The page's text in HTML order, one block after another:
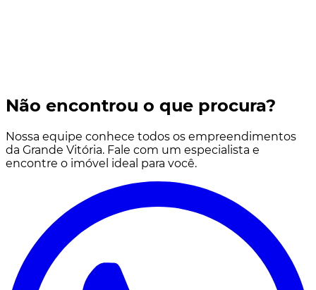
Não encontrou o que procura?
Nossa equipe conhece todos os empreendimentos
da Grande Vitória. Fale com um especialista e
encontre o imóvel ideal para você.